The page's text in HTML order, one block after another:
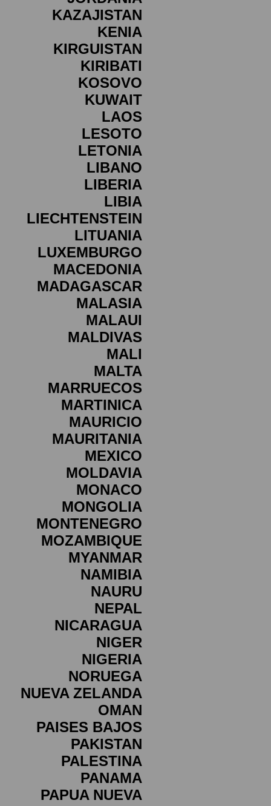
KAZAJISTAN
KENIA
KIRGUISTAN
KIRIBATI
KOSOVO
KUWAIT
LAOS
LESOTO
LETONIA
LIBANO
LIBERIA
LIBIA
LIECHTENSTEIN
LITUANIA
LUXEMBURGO
MACEDONIA
MADAGASCAR
MALASIA
MALAUI
MALDIVAS
MALI
MALTA
MARRUECOS
MARTINICA
MAURICIO
MAURITANIA
MEXICO
MOLDAVIA
MONACO
MONGOLIA
MONTENEGRO
MOZAMBIQUE
MYANMAR
NAMIBIA
NAURU
NEPAL
NICARAGUA
NIGER
NIGERIA
NORUEGA
NUEVA ZELANDA
OMAN
PAISES BAJOS
PAKISTAN
PALESTINA
PANAMA
PAPUA NUEVA